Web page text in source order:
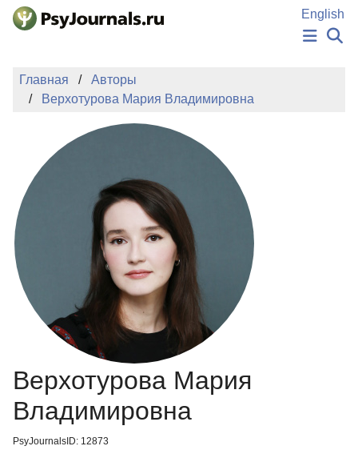
Перейти к основному содержанию
English
ИЗДАНИЯ
АВТОРЫ
ПОДАТЬ РУКОПИСЬ
БАЗА ЗНАНИЙ
КЛЮЧЕВЫЕ СЛОВА
Регистрация
Главная
Авторы
Верхотурова Мария Владимировна
Верхотурова Мария
Владимировна
PsyJournalsID: 12873